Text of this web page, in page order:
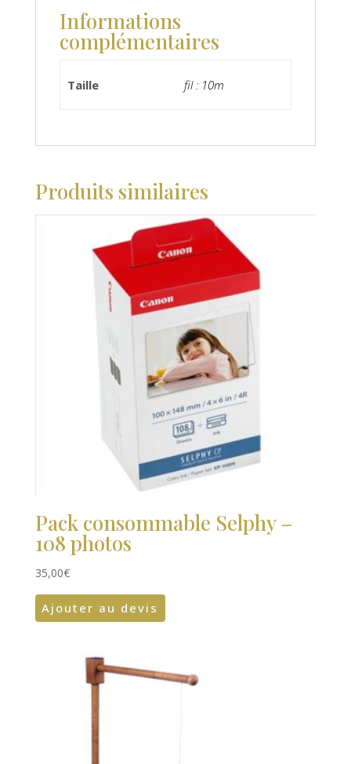
Informations
complémentaires
Taille fil : 10m
Produits similaires
Pack consommable Selphy –
108 photos
35,00€
Ajouter au devis